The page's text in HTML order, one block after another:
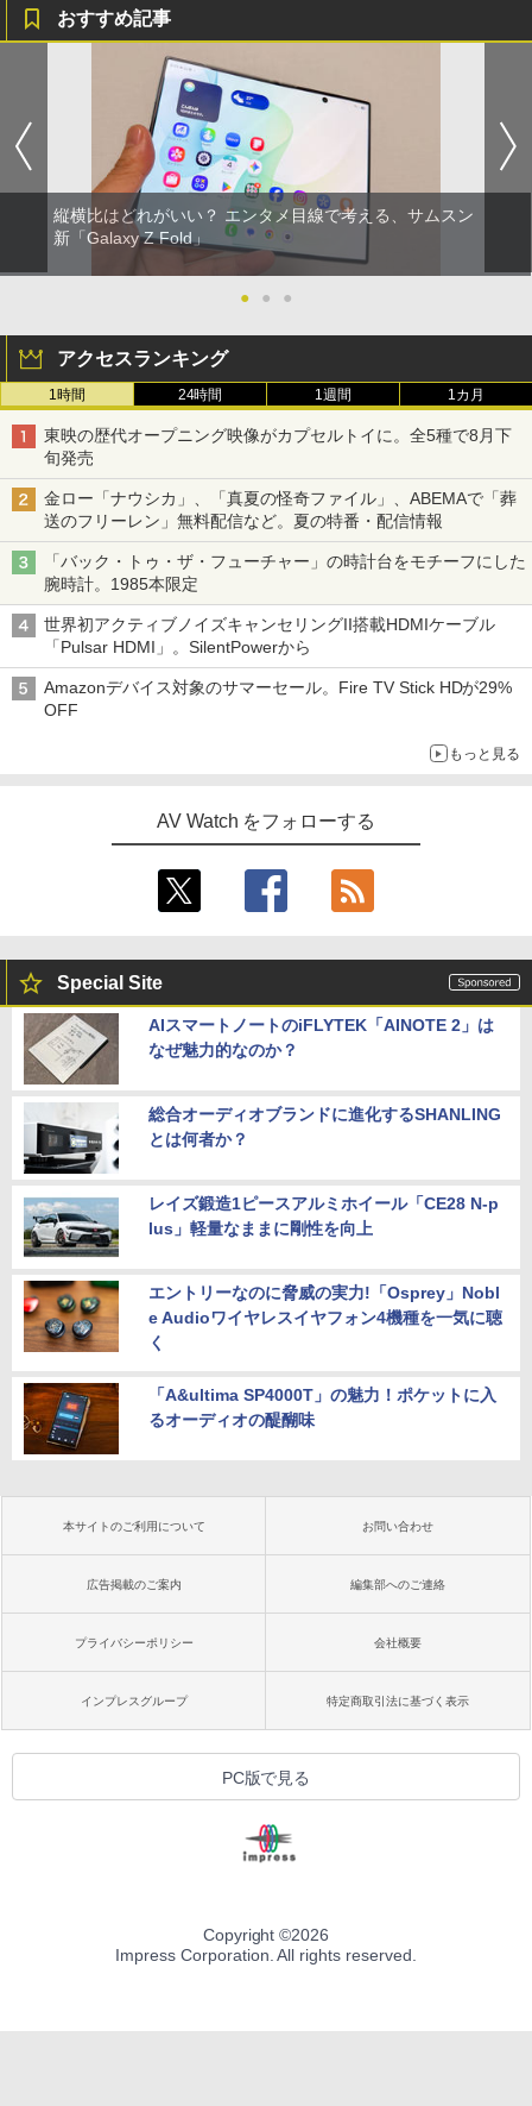
おすすめ記事
縦横比はどれがいい？ エンタメ目線で考える、サムスン
新「Galaxy Z Fold」
● ● ●
アクセスランキング
1時間 24時間 1週間 1カ月
東映の歴代オープニング映像がカプセルトイに。全5種で8月下
旬発売
金ロー「ナウシカ」、「真夏の怪奇ファイル」、ABEMAで「葬
送のフリーレン」無料配信など。夏の特番・配信情報
「バック・トゥ・ザ・フューチャー」の時計台をモチーフにした
腕時計。1985本限定
世界初アクティブノイズキャンセリングII搭載HDMIケーブル
「Pulsar HDMI」。SilentPowerから
Amazonデバイス対象のサマーセール。Fire TV Stick HDが29%
OFF
もっと見る
AV Watch をフォローする
Special Site
AIスマートノートのiFLYTEK「AINOTE 2」は
なぜ魅力的なのか？
総合オーディオブランドに進化するSHANLING
とは何者か？
レイズ鍛造1ピースアルミホイール「CE28 N-p
lus」軽量なままに剛性を向上
エントリーなのに脅威の実力!「Osprey」Nobl
e Audioワイヤレスイヤフォン4機種を一気に聴
く
「A&ultima SP4000T」の魅力！ポケットに入
るオーディオの醍醐味
本サイトのご利用について お問い合わせ
広告掲載のご案内 編集部へのご連絡
プライバシーポリシー 会社概要
インプレスグループ 特定商取引法に基づく表示
PC版で見る
Copyright ©2026
Impress Corporation. All rights reserved.